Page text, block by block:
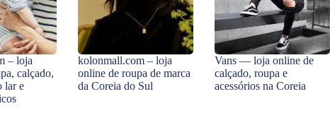
– loja
calçado,
lar e
kolonmall.com – loja
online de roupa de marca
da Coreia do Sul
Vans — loja online de
calçado, roupa e
acessórios na Coreia